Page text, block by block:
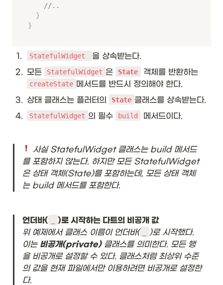
//..
}
}
1. StatefulWidget
을 상속받는다.
2. 모든 StatefulWidget 은 State 객체를 반환하는
createState 메서드를 반드시 정의해야 한다.
3. 상태 클래스는 플러터의 State 클래스를 상속받는다.
4. StatefulWidget 의 필수 build 메서드이다.
사실 StatefulWidget 클래스는 build 메서드
를 포함하지 않는다. 하지만 모든 StatefulWidget
은 상태 객체(State)를 포함하는데, 모든 상태 객체
는 build 메서드를 포함한다.
언더바( )로 시작하는 다트의 비공개 값
위 예제에서 클래스 이름이 언더바(
)로 시작했다.
이는 비공개(private) 클래스를 의미한다. 모든 행
을 비공개로 설정할 수 있다. 클래스처럼 최상위 수준
의 값을 현재 파일에서만 이용하려면 비공개로 설정한
다.